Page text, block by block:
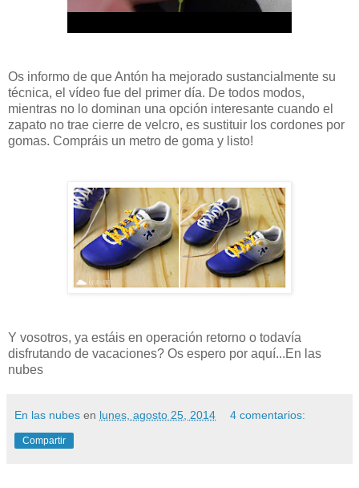
Os informo de que Antón ha mejorado sustancialmente su
técnica, el vídeo fue del primer día. De todos modos,
mientras no lo dominan una opción interesante cuando el
zapato no trae cierre de velcro, es sustituir los cordones por
gomas. Compráis un metro de goma y listo!
Y vosotros, ya estáis en operación retorno o todavía
disfrutando de vacaciones? Os espero por aquí...En las
nubes
En las nubes en lunes, agosto 25, 2014 4 comentarios:
Compartir